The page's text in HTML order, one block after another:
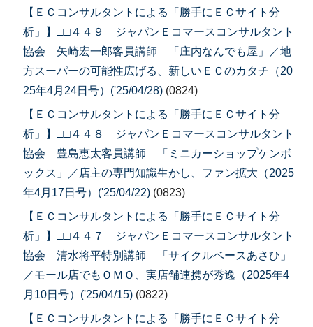
【ＥＣコンサルタントによる「勝手にＥＣサイト分
析」】□□４４９ ジャパンＥコマースコンサルタント
協会 矢崎宏一郎客員講師 「庄内なんでも屋」／地
方スーパーの可能性広げる、新しいＥＣのカタチ（20
25年4月24日号）('25/04/28) (0824)
【ＥＣコンサルタントによる「勝手にＥＣサイト分
析」】□□４４８ ジャパンＥコマースコンサルタント
協会 豊島恵太客員講師 「ミニカーショップケンボ
ックス」／店主の専門知識生かし、ファン拡大（2025
年4月17日号）('25/04/22) (0823)
【ＥＣコンサルタントによる「勝手にＥＣサイト分
析」】□□４４７ ジャパンＥコマースコンサルタント
協会 清水将平特別講師 「サイクルベースあさひ」
／モール店でもＯＭＯ、実店舗連携が秀逸（2025年4
月10日号）('25/04/15) (0822)
【ＥＣコンサルタントによる「勝手にＥＣサイト分